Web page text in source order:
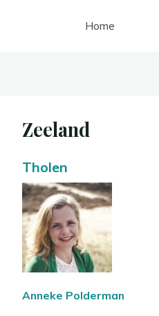
Home
Zeeland
Tholen
Anneke Polderman